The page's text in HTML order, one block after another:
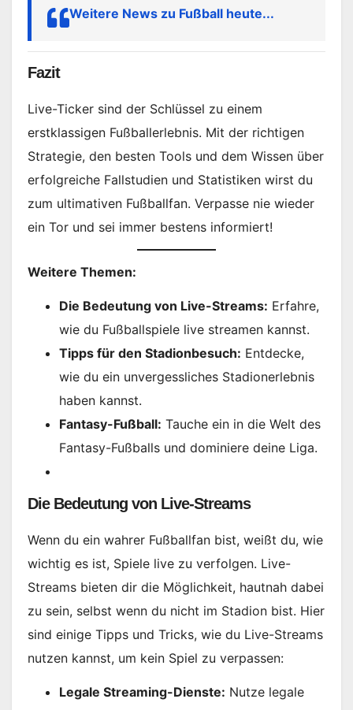
Weitere News zu Fußball heute...
Fazit
Live-Ticker sind der Schlüssel zu einem
erstklassigen Fußballerlebnis. Mit der richtigen
Strategie, den besten Tools und dem Wissen über
erfolgreiche Fallstudien und Statistiken wirst du
zum ultimativen Fußballfan. Verpasse nie wieder
ein Tor und sei immer bestens informiert!
Weitere Themen:
Die Bedeutung von Live-Streams: Erfahre,
wie du Fußballspiele live streamen kannst.
Tipps für den Stadionbesuch: Entdecke,
wie du ein unvergessliches Stadionerlebnis
haben kannst.
Fantasy-Fußball: Tauche ein in die Welt des
Fantasy-Fußballs und dominiere deine Liga.
Die Bedeutung von Live-Streams
Wenn du ein wahrer Fußballfan bist, weißt du, wie
wichtig es ist, Spiele live zu verfolgen. Live-
Streams bieten dir die Möglichkeit, hautnah dabei
zu sein, selbst wenn du nicht im Stadion bist. Hier
sind einige Tipps und Tricks, wie du Live-Streams
nutzen kannst, um kein Spiel zu verpassen:
Legale Streaming-Dienste: Nutze legale